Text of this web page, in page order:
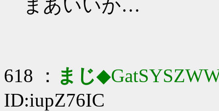
まあいいか…
618 ： まじ
ID:iupZ76IC